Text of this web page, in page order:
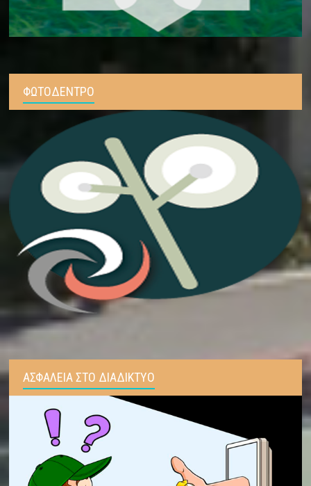
ΦΩΤΟΔΕΝΤΡΟ
ΑΣΦΑΛΕΙΑ ΣΤΟ ΔΙΑΔΙΚΤΥΟ